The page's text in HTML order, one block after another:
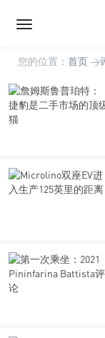
您的位置： 首页 >